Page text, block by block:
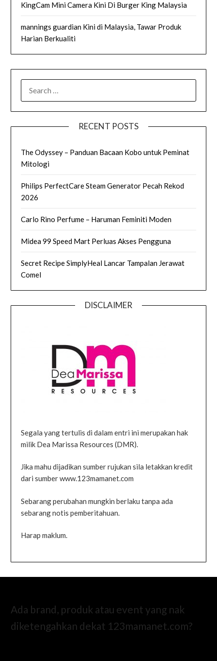
KingCam Mini Camera Kini Di Burger King Malaysia
mannings guardian Kini di Malaysia, Tawar Produk
Harian Berkualiti
FOR:
RECENT POSTS
The Odyssey – Panduan Bacaan Kobo untuk Peminat
Mitologi
Philips PerfectCare Steam Generator Pecah Rekod
2026
Carlo Rino Perfume – Haruman Feminiti Moden
Midea 99 Speed Mart Perluas Akses Pengguna
Secret Recipe SimplyHeal Lancar Tampalan Jerawat
Comel
DISCLAIMER
Segala yang tertulis di dalam entri ini merupakan hak
milik Dea Marissa Resources (DMR).
Jika mahu dijadikan sumber rujukan sila letakkan kredit
dari sumber www.123mamanet.com
Sebarang perubahan mungkin berlaku tanpa ada
sebarang notis pemberitahuan.
Harap maklum.
Ada brand, produk atau event yang nak
diketengahkan dekat 123mamanet.com?